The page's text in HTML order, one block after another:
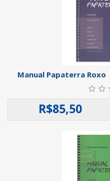
Manual Papaterra Roxo
R$85,50